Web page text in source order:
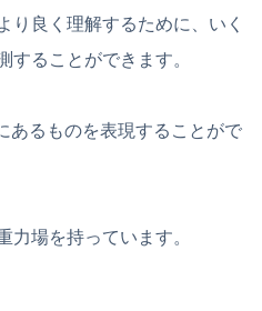
り良く理解するために、いく
することができます。
あるものを表現することがで
力場を持っています。